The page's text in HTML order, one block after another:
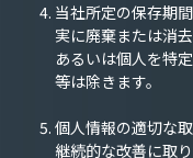
当社所定の保存期
実に廃棄または消
あるいは個人を特
等は除きます。
個人情報の適切な
継続的な改善に取り